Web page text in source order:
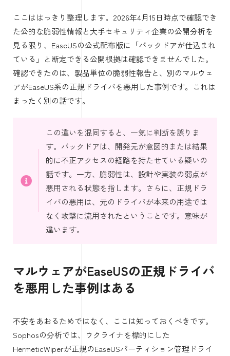
ここははっきり整理します。2026年4月15日時点で確認でき
た公的な脆弱性情報と大手セキュリティ企業の公開分析を
見る限り、EaseUSの公式配布版に「バックドアが仕込まれ
ている」と断定できる公開根拠は確認できませんでした。
確認できたのは、製品単位の脆弱性報告と、別のマルウェ
アがEaseUS系の正規ドライバを悪用した事例です。これは
まったく別の話です。
この違いを混同すると、一気に判断を誤りま
す。バックドアは、開発元が意図的または結果
的に不正アクセスの経路を持たせている疑いの
話です。一方、脆弱性は、設計や実装の弱点が
悪用される状態を指します。さらに、正規ドラ
イバの悪用は、元のドライバが本来の用途では
なく攻撃に流用されたということです。意味が
違います。
マルウェアがEaseUSの正規ドライバ
を悪用した事例はある
不安をあおるためではなく、ここは知っておくべきです。
Sophosの分析では、ウクライナを標的にした
HermeticWiperが正規のEaseUSパーティション管理ドライ